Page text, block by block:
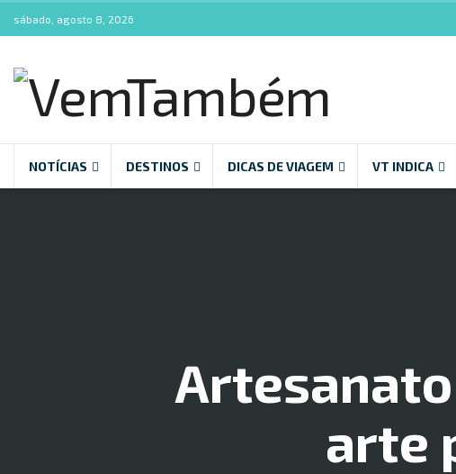
sábado, agosto 8, 2026
NOTÍCIAS DESTINOS DICAS DE VIAGEM VT INDICA
arte